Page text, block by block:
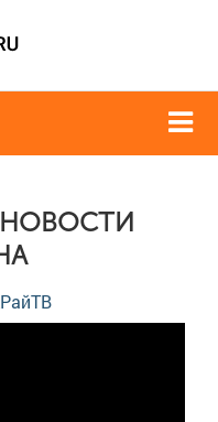
НОВОСТИ